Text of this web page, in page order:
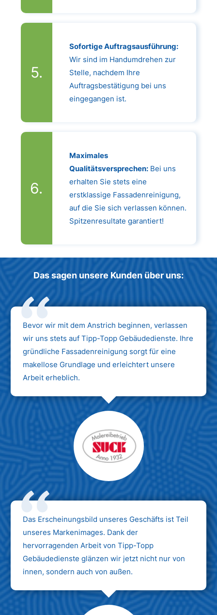
Sofortige Auftragsausführung:
Wir sind im Handumdrehen zur
Stelle, nachdem Ihre
Auftragsbestätigung bei uns
eingegangen ist.
Maximales
Qualitätsversprechen:Bei uns
erhalten Sie stets eine
erstklassige Fassadenreinigung,
auf die Sie sich verlassen können.
Spitzenresultate garantiert!
Das sagen unsere Kunden über uns:
Bevor wir mit dem Anstrich beginnen, verlassen
wir uns stets auf Tipp-Topp Gebäudedienste. Ihre
gründliche Fassadenreinigung sorgt für eine
makellose Grundlage und erleichtert unsere
Arbeit erheblich.
Das Erscheinungsbild unseres Geschäfts ist Teil
unseres Markenimages. Dank der
hervorragenden Arbeit von Tipp-Topp
Gebäudedienste glänzen wir jetzt nicht nur von
innen, sondern auch von außen.